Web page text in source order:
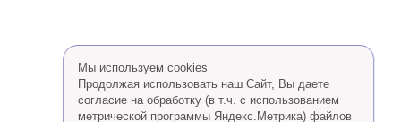
Мы используем cookies
Продолжая использовать наш Сайт, Вы даете
согласие на обработку (в т.ч. с использованием
метрической программы Яндекс.Метрика) файлов